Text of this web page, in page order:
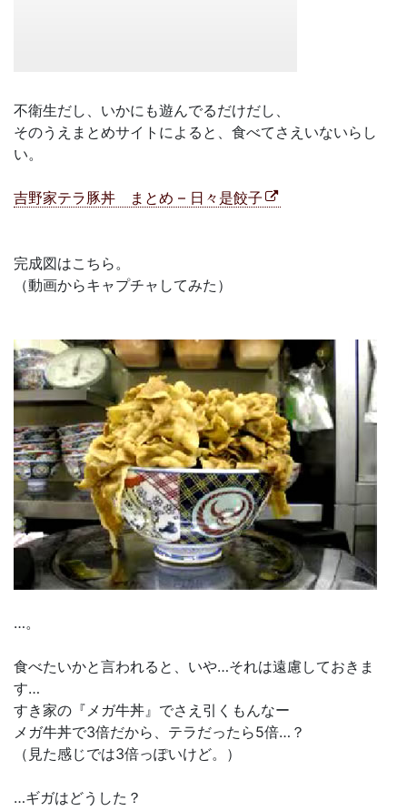
不衛生だし、いかにも遊んでるだけだし、
そのうえまとめサイトによると、食べてさえいないらし
い。
吉野家テラ豚丼 まとめ – 日々是餃子
完成図はこちら。
（動画からキャプチャしてみた）
…。
食べたいかと言われると、いや…それは遠慮しておきま
す…
すき家の『メガ牛丼』でさえ引くもんなー
メガ牛丼で3倍だから、テラだったら5倍…？
（見た感じでは3倍っぽいけど。）
…ギガはどうした？